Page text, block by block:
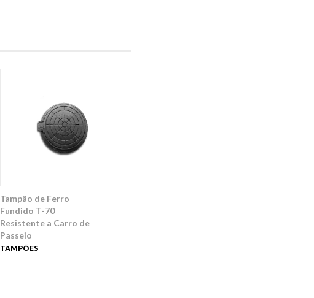
Tampão de Ferro
Fundido T-70
Resistente a Carro de
Passeio
TAMPÕES